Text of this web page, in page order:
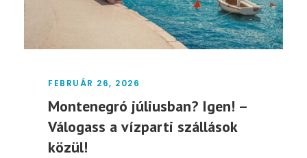
FEBRUÁR 26, 2026
Montenegró júliusban? Igen! –
Válogass a vízparti szállások
közül!